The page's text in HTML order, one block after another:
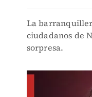
La
ciudadanos de
sorpresa.